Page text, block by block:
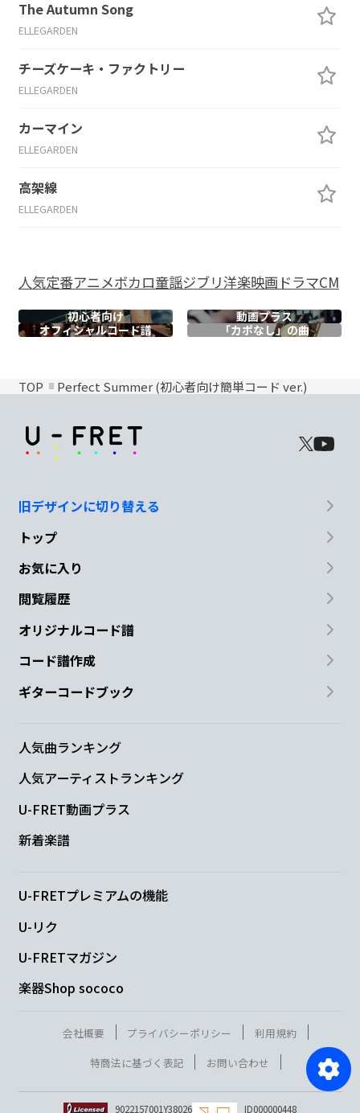
The Autumn Song
ELLEGARDEN
チーズケーキ・ファクトリー
ELLEGARDEN
カーマイン
ELLEGARDEN
高架線
ELLEGARDEN
人気定番アニメボカロ童謡ジブリ洋楽映画ドラマCM
初心者向け
動画プラス
オフィシャルコード譜 「カポなし」の曲
TOP Perfect Summer (初心者向け簡単コード ver.)
旧デザインに切り替える
トップ
お気に入り
閲覧履歴
オリジナルコード譜
コード譜作成
ギターコードブック
人気曲ランキング
人気アーティストランキング
U-FRET動画プラス
新着楽譜
U-FRETプレミアムの機能
U-リク
U-FRETマガジン
楽器Shop sococo
会社概要 プライバシーポリシー
利用規約
特商法に基づく表記
お問い合わせ
9022157001Y38026 ID000000448